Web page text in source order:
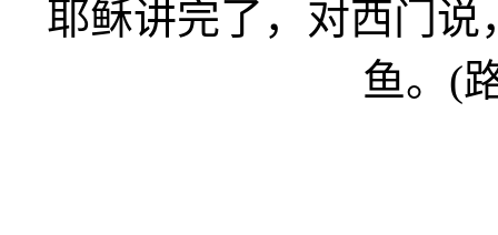
耶稣讲完了，对西门
鱼。(